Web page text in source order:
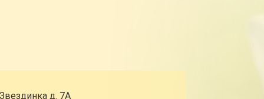
д. 7А